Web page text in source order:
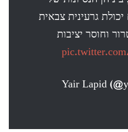
גרעינית צבאית
וחוסר יציבות